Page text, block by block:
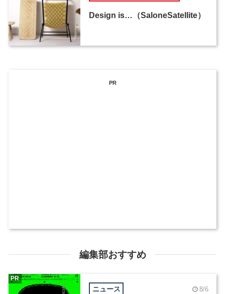
Design is…（SaloneSatellite）
PR
編集部おすすめ
ニュース 8/6
PR